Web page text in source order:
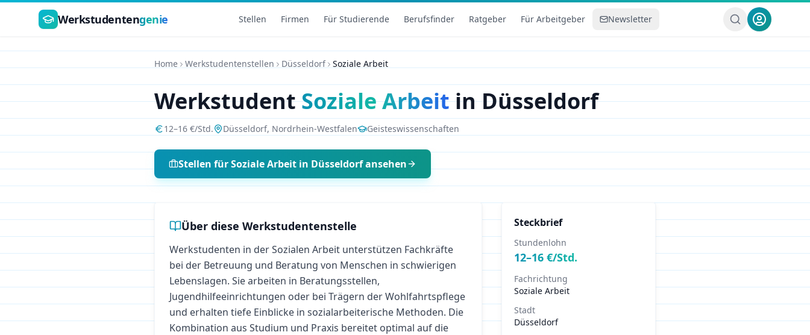
Zum Hauptinhalt springen
Werkstudentengenie Stellen Firmen Für Studierende Berufsfinder Ratgeber Für Arbeitgeber Newsletter
Home Werkstudentenstellen Düsseldorf Soziale Arbeit
WerkstudentSoziale ArbeitinDüsseldorf
12–16 €/Std. Düsseldorf, Nordrhein-Westfalen Geisteswissenschaften
Stellen fürSoziale Arbeit in Düsseldorfansehen
Über diese Werkstudentenstelle
Werkstudenten in der Sozialen Arbeit unterstützen Fachkräfte
bei der Betreuung und Beratung von Menschen in schwierigen
Lebenslagen. Sie arbeiten in Beratungsstellen,
Jugendhilfeeinrichtungen oder bei Trägern der Wohlfahrtspflege
und erhalten tiefe Einblicke in sozialarbeiterische Methoden. Die
Kombination aus Studium und Praxis bereitet optimal auf die
Steckbrief
Stundenlohn
12–16 €/Std.
Fachrichtung
Soziale Arbeit
Stadt
Düsseldorf